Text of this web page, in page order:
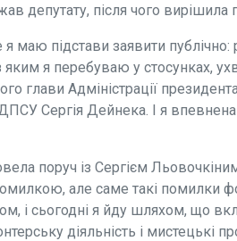
депутату, після чого вирішила
маю підстави заявити
я перебуваю у стосунках,
глави Адміністрації
Сергія Дейнека. І я
поруч із Сергієм Льовочкіним,
але саме такі помилки
і сьогодні я йду шляхом, що
діяльність і мистецькі